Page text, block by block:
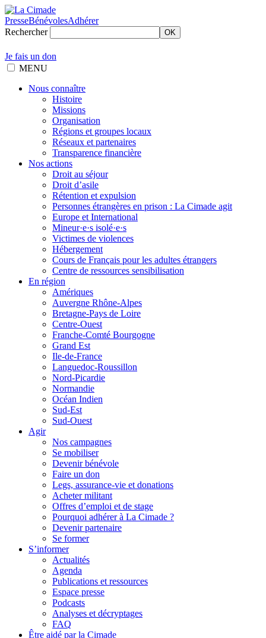
PresseBénévolesAdhérer
Rechercher
OK
Je fais un don
MENU
Nous connaître
Histoire
Missions
Organisation
Régions et groupes locaux
Réseaux et partenaires
Transparence financière
Nos actions
Droit au séjour
Droit d’asile
Rétention et expulsion
Personnes étrangères en prison : La Cimade agit
Europe et International
Mineur·e·s isolé·e·s
Victimes de violences
Hébergement
Cours de Français pour les adultes étrangers
Centre de ressources sensibilisation
En région
Amériques
Auvergne Rhône-Alpes
Bretagne-Pays de Loire
Centre-Ouest
Franche-Comté Bourgogne
Grand Est
Ile-de-France
Languedoc-Roussillon
Nord-Picardie
Normandie
Océan Indien
Sud-Est
Sud-Ouest
Agir
Nos campagnes
Se mobiliser
Devenir bénévole
Faire un don
Legs, assurance-vie et donations
Acheter militant
Offres d’emploi et de stage
Pourquoi adhérer à La Cimade ?
Devenir partenaire
Se former
S’informer
Actualités
Agenda
Publications et ressources
Espace presse
Podcasts
Analyses et décryptages
FAQ
Être aidé par la Cimade